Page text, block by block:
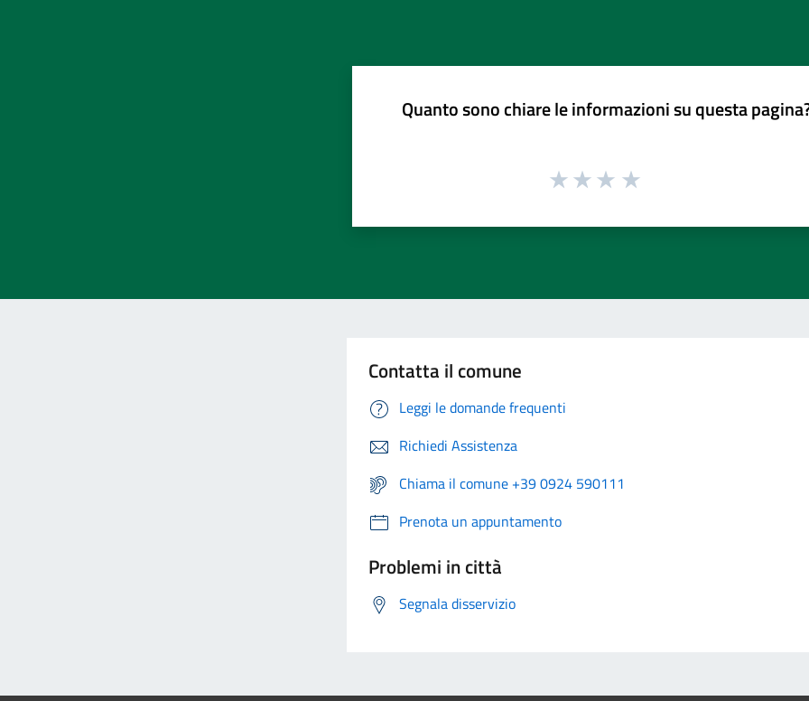
Quanto sono chiare le informazioni su questa
Contatta il comune
Leggi le domande frequenti
Richiedi Assistenza
Chiama il comune +39 0924 590111
Prenota un appuntamento
Problemi in città
Segnala disservizio